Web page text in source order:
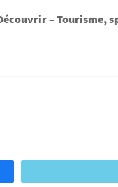
– Tourisme,